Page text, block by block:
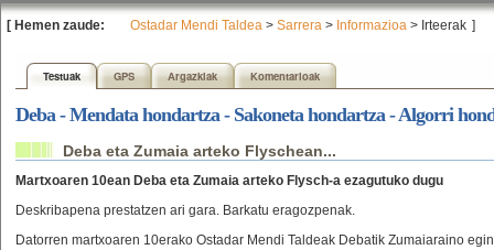
[ Hemen zaude: Ostadar Mendi Taldea > Sarrera > Informazioa > Irteerak ]
Testuak GPS Argazkiak Komentarioak
Deba - Mendata hondartza - Sakoneta hondartza - Algorri
Deba eta Zumaia arteko Flyschean...
Martxoaren 10ean Deba eta Zumaia arteko Flysch-a ezagutuko dugu
Deskribapena prestatzen ari gara. Barkatu eragozpenak.
Datorren martxoaren 10erako Ostadar Mendi Taldeak Debatik Zumaiaraino